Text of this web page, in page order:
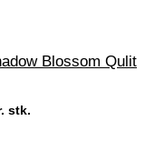
Blossom Qulit
stk.